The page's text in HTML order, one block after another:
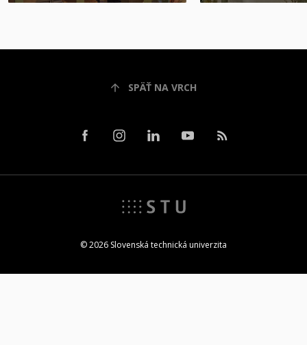
SPÄŤ NA VRCH
© 2026 Slovenská technická univerzita